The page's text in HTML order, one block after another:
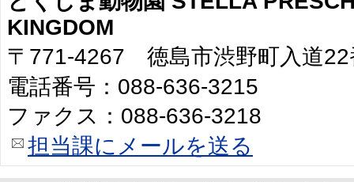
KINGDOM
〒771-4267 徳島市渋野町入道22
電話番号：088-636-3215
ファクス：088-636-3218
担当課にメールを送る